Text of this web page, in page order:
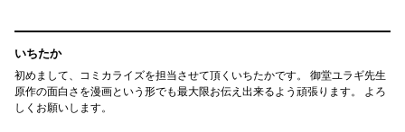
いちたか
初めまして、コミカライズを担当させて頂くいちたかです。 御堂ユラギ先生
原作の面白さを漫画という形でも最大限お伝え出来るよう頑張ります。 よろ
しくお願いします。